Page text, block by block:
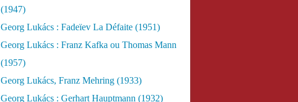
(1947)
Georg Lukács : Fadeïev La Défaite (1951)
Georg Lukács : Franz Kafka ou Thomas Mann
(1957)
Georg Lukács, Franz Mehring (1933)
Georg Lukács : Gerhart Hauptmann (1932)